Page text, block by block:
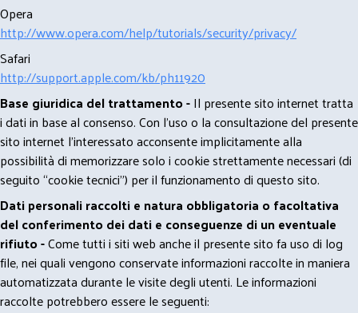
Opera
http://www.opera.com/help/tutorials/security/privacy/
Safari
http://support.apple.com/kb/ph11920
Base giuridica del trattamento -Il presente sito internet tratta
i dati in base al consenso. Con l'uso o la consultazione del presente
sito internet l’interessato acconsente implicitamente alla
possibilità di memorizzare solo i cookie strettamente necessari (di
seguito “cookie tecnici”) per il funzionamento di questo sito.
Dati personali raccolti e natura obbligatoria o facoltativa
del conferimento dei dati e conseguenze di un eventuale
rifiuto -Come tutti i siti web anche il presente sito fa uso di log
file, nei quali vengono conservate informazioni raccolte in maniera
automatizzata durante le visite degli utenti. Le informazioni
raccolte potrebbero essere le seguenti: